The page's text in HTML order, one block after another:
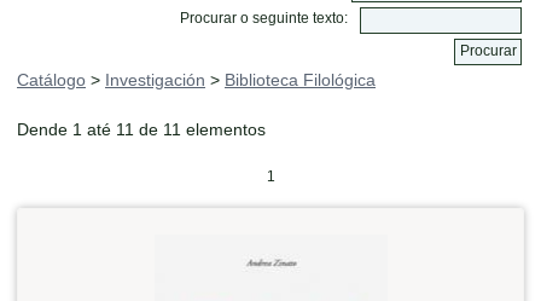
Procurar o seguinte texto:
Catálogo > Investigación > Biblioteca Filológica
Dende 1 até 11 de 11 elementos
1